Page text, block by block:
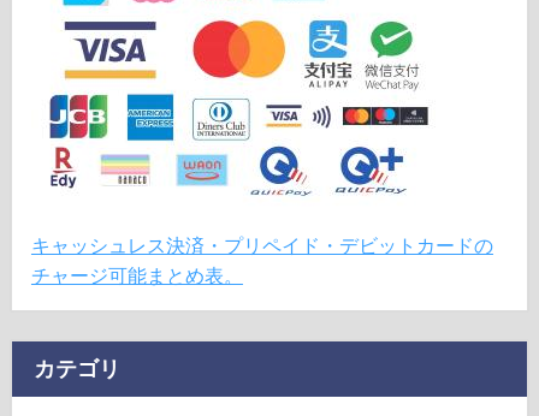
キャッシュレス決済・プリペイド・デビットカードの
チャージ可能まとめ表。
カテゴリ